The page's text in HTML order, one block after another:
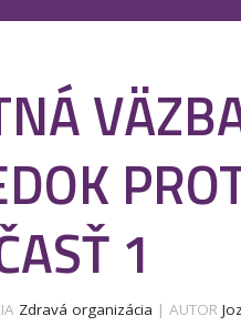
1
Zdravá organizácia | AUTOR